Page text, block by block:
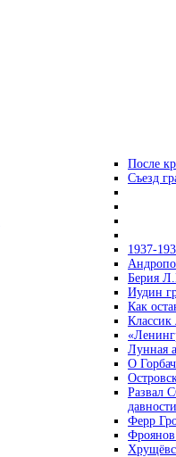
После
Съезд
1937-
Берия
Иудин
Как
Лунная
О
Развал
давности
Ферр